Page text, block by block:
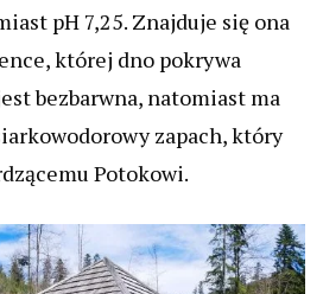
pH 7,25. Znajduje się ona
której dno pokrywa
bezbarwna, natomiast ma
zapach, który
Potokowi.